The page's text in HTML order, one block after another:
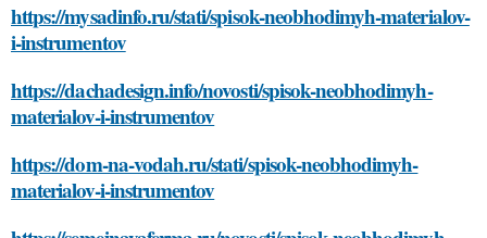
https://mysadinfo.ru/stati/spisok-neobhodimyh-materialov-
i-instrumentov
https://dachadesign.info/novosti/spisok-neobhodimyh-
materialov-i-instrumentov
https://dom-na-vodah.ru/stati/spisok-neobhodimyh-
materialov-i-instrumentov